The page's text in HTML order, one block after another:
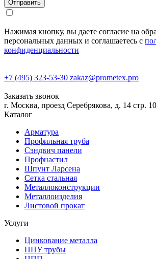
Нажимая кнопку, вы даете согласие на
персональных данных и соглашаетесь с
конфиденциальности
+7 (495) 323-53-30 zakaz@prometex.pro
Заказать звонок
г. Москва, проезд Серебрякова, д. 14 стр. 10
Каталог
Арматура
Профильная труба
Сэндвич панели
Профнастил
Шпунт Ларсена
Сетка стальная
Металлоконструкции
Металлоизделия
Листовой прокат
Услуги
Цинкование металла
ППУ трубы